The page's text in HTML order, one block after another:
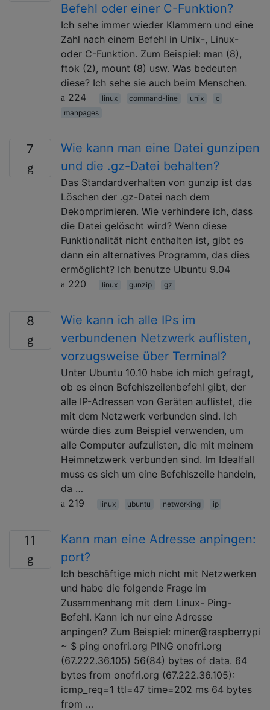
Befehl oder einer C-Funktion?
Ich sehe immer wieder Klammern und eine
Zahl nach einem Befehl in Unix-, Linux-
oder C-Funktion. Zum Beispiel: man (8),
ftok (2), mount (8) usw. Was bedeuten
diese? Ich sehe sie auch beim Menschen.
224
linux command-line unix
c
manpages
7
Wie kann man eine Datei gunzipen
und die .gz-Datei behalten?
Das Standardverhalten von gunzip ist das
Löschen der .gz-Datei nach dem
Dekomprimieren. Wie verhindere ich, dass
die Datei gelöscht wird? Wenn diese
Funktionalität nicht enthalten ist, gibt es
dann ein alternatives Programm, das dies
ermöglicht? Ich benutze Ubuntu 9.04
220
linux gunzip gz
8
Wie kann ich alle IPs im
verbundenen Netzwerk auflisten,
vorzugsweise über Terminal?
Unter Ubuntu 10.10 habe ich mich gefragt,
ob es einen Befehlszeilenbefehl gibt, der
alle IP-Adressen von Geräten auflistet, die
mit dem Netzwerk verbunden sind. Ich
würde dies zum Beispiel verwenden, um
alle Computer aufzulisten, die mit meinem
Heimnetzwerk verbunden sind. Im Idealfall
muss es sich um eine Befehlszeile handeln,
da …
219
linux ubuntu networking ip
11
Kann man eine Adresse anpingen:
port?
Ich beschäftige mich nicht mit Netzwerken
und habe die folgende Frage im
Zusammenhang mit dem Linux- Ping-
Befehl. Kann ich nur eine Adresse
anpingen? Zum Beispiel: miner@raspberrypi
~ $ ping onofri.org PING onofri.org
(67.222.36.105) 56(84) bytes of data. 64
bytes from onofri.org (67.222.36.105):
icmp_req=1 ttl=47 time=202 ms 64 bytes
from …